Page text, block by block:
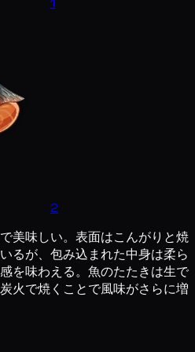
2
美味しい。表面はこんがりと焼
るが、包み込まれた中身は柔ら
を味わえる。魚のたたきは生で
火で焼くことで風味がさらに増